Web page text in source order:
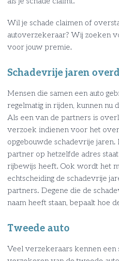
Wil je schade claimen of
autoverzekeraar? Wij zoeken
voor jouw premie.
Schadevrije jaren
Mensen die samen een auto
regelmatig in rijden, kunnen nu
Als een van de partners is
verzoek indienen voor het
opgebouwde schadevrije jaren.
partner op hetzelfde adres
rijbewijs heeft. Ook wordt het
echtscheiding de schadevrije
partners. Degene die de
naam heeft staan, bepaalt hoe
Tweede auto
Veel verzekeraars kennen een